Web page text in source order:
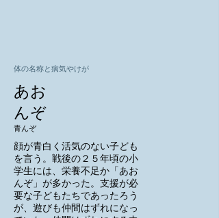
体の名称と病気やけが
あお
んぞ
青んぞ
顔が青白く活気のない子ども
を言う。戦後の２５年頃の小
学生には、栄養不足か「あお
んぞ」が多かった。支援が必
要な子どもたちであったろう
が、遊びも仲間はずれになっ